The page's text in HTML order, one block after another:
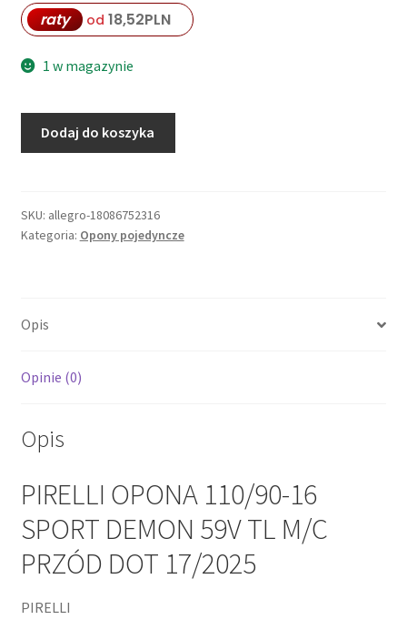
raty od 18,52PLN
1 w magazynie
16
SPORT
M/C
DOT
Dodaj do koszyka
SKU: allegro-18086752316
Kategoria: Opony pojedyncze
Opis
Opinie (0)
Opis
PIRELLI OPONA 110/90-16
SPORT DEMON 59V TL M/C
PRZÓD DOT 17/2025
PIRELLI